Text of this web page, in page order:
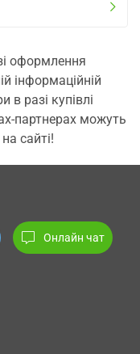
оформлення
інформаційній
в разі купівлі
партнерах можуть
сайті!
Онлайн чат